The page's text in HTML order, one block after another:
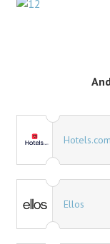
Hotels.com
Ellos